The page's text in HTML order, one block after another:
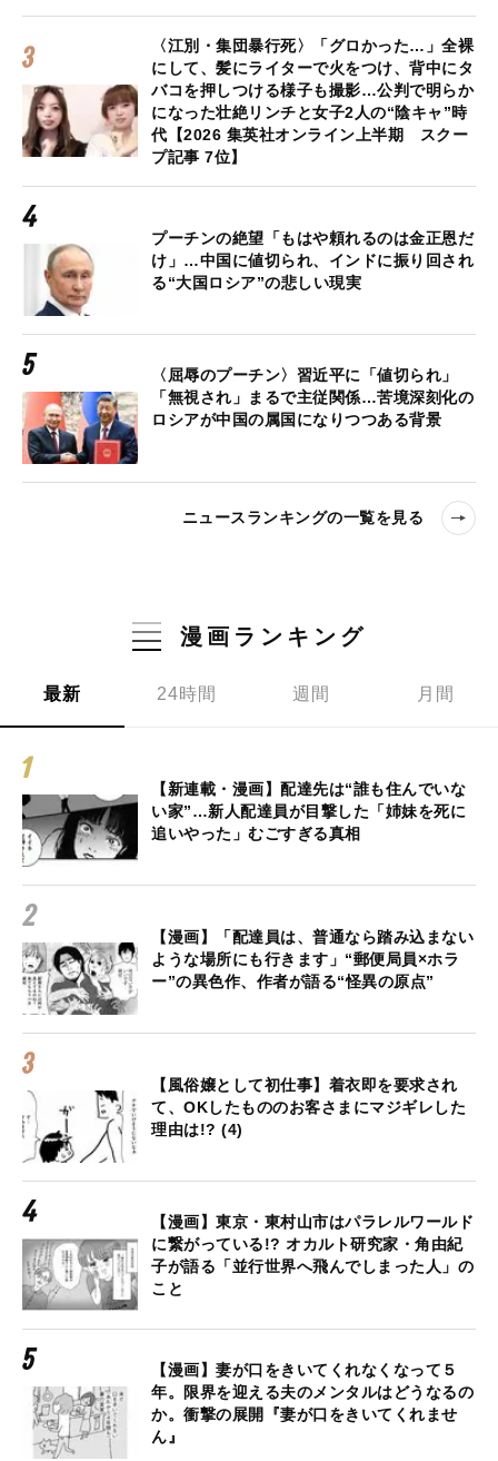
〈江別・集団暴行死〉「グロかった…」全裸
にして、髪にライターで火をつけ、背中にタ
バコを押しつける様子も撮影…公判で明らか
になった壮絶リンチと女子2人の“陰キャ”時
代【2026 集英社オンライン上半期 スクー
プ記事 7位】
プーチンの絶望「もはや頼れるのは金正恩だ
け」…中国に値切られ、インドに振り回され
る“大国ロシア”の悲しい現実
〈屈辱のプーチン〉習近平に「値切られ」
「無視され」まるで主従関係…苦境深刻化の
ロシアが中国の属国になりつつある背景
ニュースランキングの一覧を見る
漫画ランキング
最新 24時間 週間 月間
【新連載・漫画】配達先は“誰も住んでいな
い家”…新人配達員が目撃した「姉妹を死に
追いやった」むごすぎる真相
【漫画】「配達員は、普通なら踏み込まない
ような場所にも行きます」“郵便局員×ホラ
ー”の異色作、作者が語る“怪異の原点”
【風俗嬢として初仕事】着衣即を要求され
て、OKしたもののお客さまにマジギレした
理由は!? (4)
【漫画】東京・東村山市はパラレルワールド
に繋がっている!? オカルト研究家・角由紀
子が語る「並行世界へ飛んでしまった人」の
こと
【漫画】妻が口をきいてくれなくなって５
年。限界を迎える夫のメンタルはどうなるの
か。衝撃の展開『妻が口をきいてくれませ
ん』